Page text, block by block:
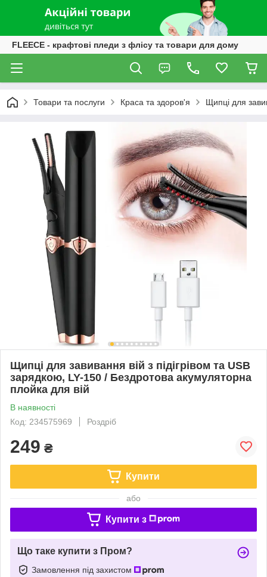
FLEECE - крафтові пледи з флісу та товари для дому
Товари та послуги Краса та здоров'я Щипці для
Щипці для завивання вій з підігрівом та USB
зарядкою, LY-150 / Бездротова акумуляторна
плойка для вій
В наявності
Код: 234575969
Роздріб
249 ₴
Купити
або
Купити з
Що таке купити з Пром?
Замовлення під захистом